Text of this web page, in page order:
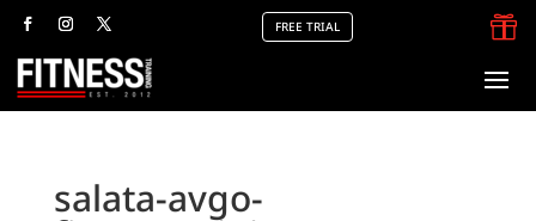
FREE TRIAL 
salata-avgo-